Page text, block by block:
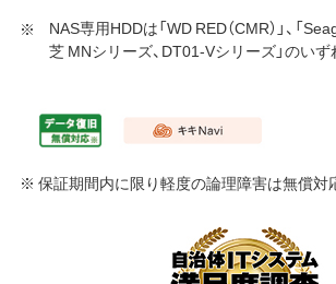
NAS専用HDDは「WD RED（CMR）」、「
芝 MNシリーズ、DT01-Vシリーズ」のいず
※ 保証期間内に限り軽度の論理障害は無償対